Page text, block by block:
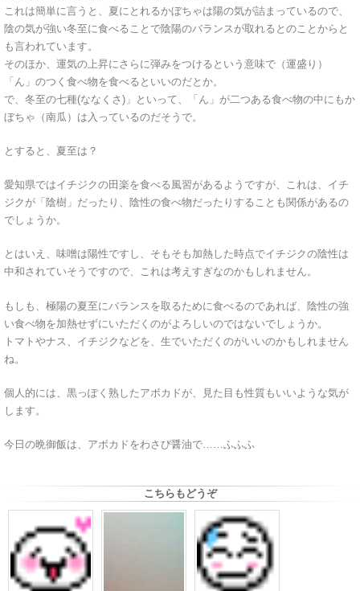
これは簡単に言うと、夏にとれるかぼちゃは陽の気が詰まっているので、
陰の気が強い冬至に食べることで陰陽のバランスが取れるとのことからと
も言われています。
そのほか、運気の上昇にさらに弾みをつけるという意味で（運盛り）
「ん」のつく食べ物を食べるといいのだとか。
で、冬至の七種(ななくさ)」といって、「ん」が二つある食べ物の中にもか
ぼちゃ（南瓜）は入っているのだそうで。
とすると、夏至は？
愛知県ではイチジクの田楽を食べる風習があるようですが、これは、イチ
ジクが「陰樹」だったり、陰性の食べ物だったりすることも関係があるの
でしょうか。
とはいえ、味噌は陽性ですし、そもそも加熱した時点でイチジクの陰性は
中和されていそうですので、これは考えすぎなのかもしれません。
もしも、極陽の夏至にバランスを取るために食べるのであれば、陰性の強
い食べ物を加熱せずにいただくのがよろしいのではないでしょうか。
トマトやナス、イチジクなどを、生でいただくのがいいのかもしれません
ね。
個人的には、黒っぽく熟したアボカドが、見た目も性質もいいような気が
します。
今日の晩御飯は、アボカドをわさび醤油で……ふふふ
こちらもどうぞ